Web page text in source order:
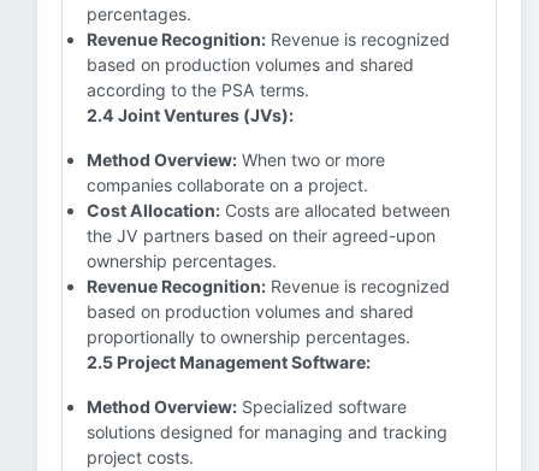
percentages.
Revenue Recognition: Revenue is recognized
based on production volumes and shared
according to the PSA terms.
2.4 Joint Ventures (JVs):
Method Overview: When two or more
companies collaborate on a project.
Cost Allocation: Costs are allocated between
the JV partners based on their agreed-upon
ownership percentages.
Revenue Recognition: Revenue is recognized
based on production volumes and shared
proportionally to ownership percentages.
2.5 Project Management Software:
Method Overview: Specialized software
solutions designed for managing and tracking
project costs.